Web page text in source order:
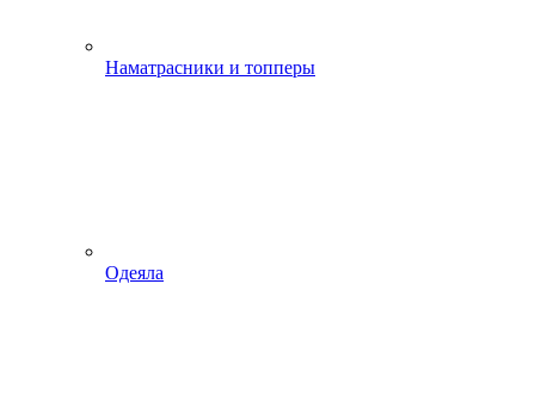
Наматрасники и топперы
Одеяла